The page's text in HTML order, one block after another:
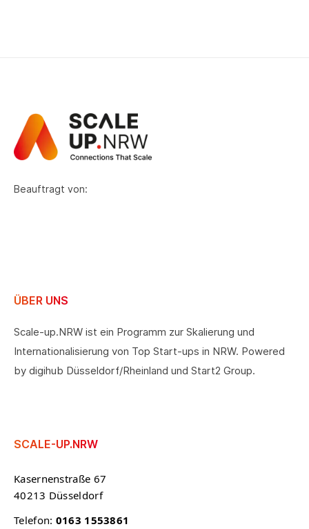
Beauftragt von:
SCALE-UP.NRW
Kasernenstraße 67
40213 Düsseldorf
Telefon: 0163 1553861
ÜBER UNS
Scale-up.NRW ist ein Programm zur Skalierung und
Internationalisierung von Top Start-ups in NRW. Powered
by digihub Düsseldorf/Rheinland und Start2 Group.